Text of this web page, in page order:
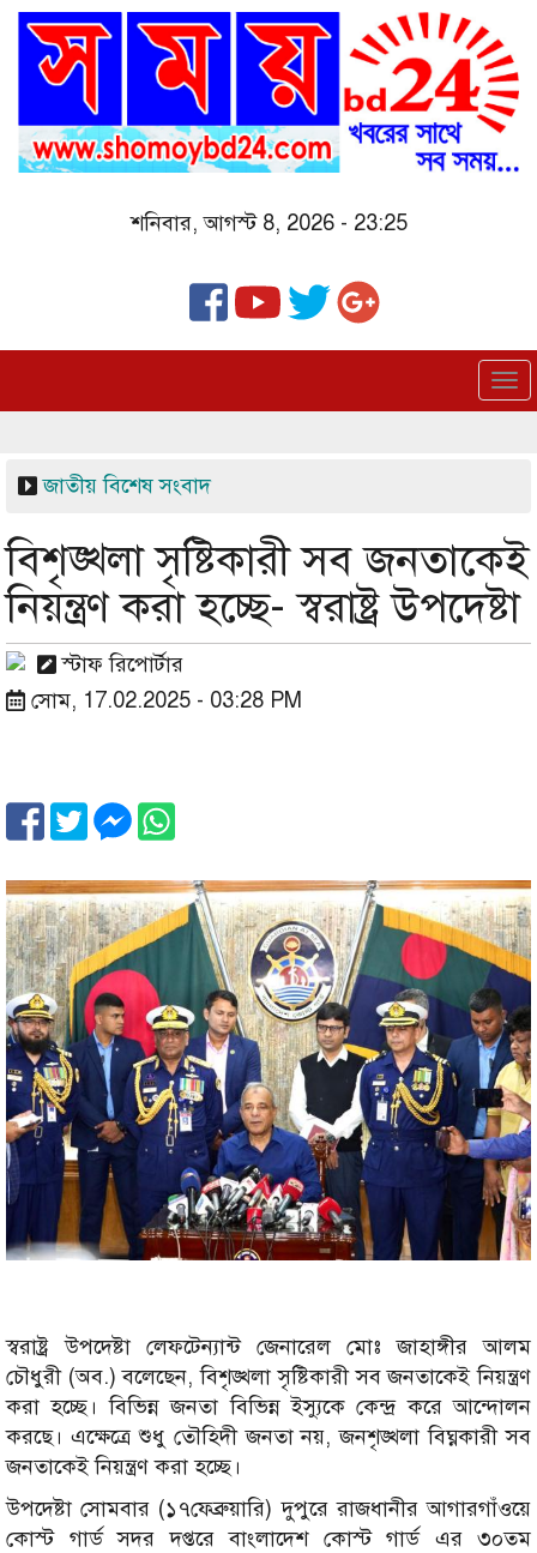
Skip
main
শনিবার, আগস্ট 8, 2026 - 23:25
জাতীয় বিশেষ সংবাদ
বিশৃঙ্খলা সৃষ্টিকারী সব জনতাকেই
নিয়ন্ত্রণ করা হচ্ছে- স্বরাষ্ট্র উপদেষ্টা
স্টাফ রিপোর্টার
সোম, 17.02.2025 - 03:28 PM
Image
স্বরাষ্ট্র উপদেষ্টা লেফটেন্যান্ট জেনারেল মোঃ জাহাঙ্গীর আলম
চৌধুরী (অব.) বলেছেন, বিশৃঙ্খলা সৃষ্টিকারী সব জনতাকেই নিয়ন্ত্রণ
করা হচ্ছে। বিভিন্ন জনতা বিভিন্ন ইস্যুকে কেন্দ্র করে আন্দোলন
করছে। এক্ষেত্রে শুধু তৌহিদী জনতা নয়, জনশৃঙ্খলা বিঘ্নকারী সব
জনতাকেই নিয়ন্ত্রণ করা হচ্ছে।
উপদেষ্টা সোমবার (১৭ফেব্রুয়ারি) দুপুরে রাজধানীর আগারগাঁওয়ে
কোস্ট গার্ড সদর দপ্তরে বাংলাদেশ কোস্ট গার্ড এর ৩০তম